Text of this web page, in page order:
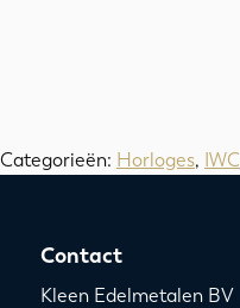
Categorieën: Horloges, IWC
Contact
Kleen Edelmetalen BV